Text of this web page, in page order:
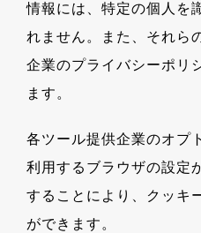
情報には、特定の個人を
れません。また、それら
企業のプライバシーポリ
ます。
各ツール提供企業のオプ
利用するブラウザの設定
することにより、クッキ
ができます。